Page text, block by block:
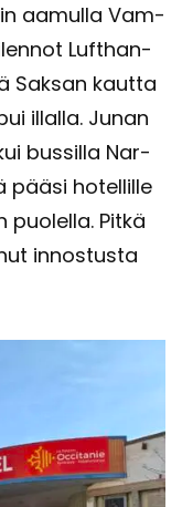
aa­mul­la Vam­
Luft­han­
Sak­san kaut­ta
il­lal­la. Junan
bus­sil­la Nar­
pääsi ho­tel­lil­le
Pitkä
in­nos­tus­ta